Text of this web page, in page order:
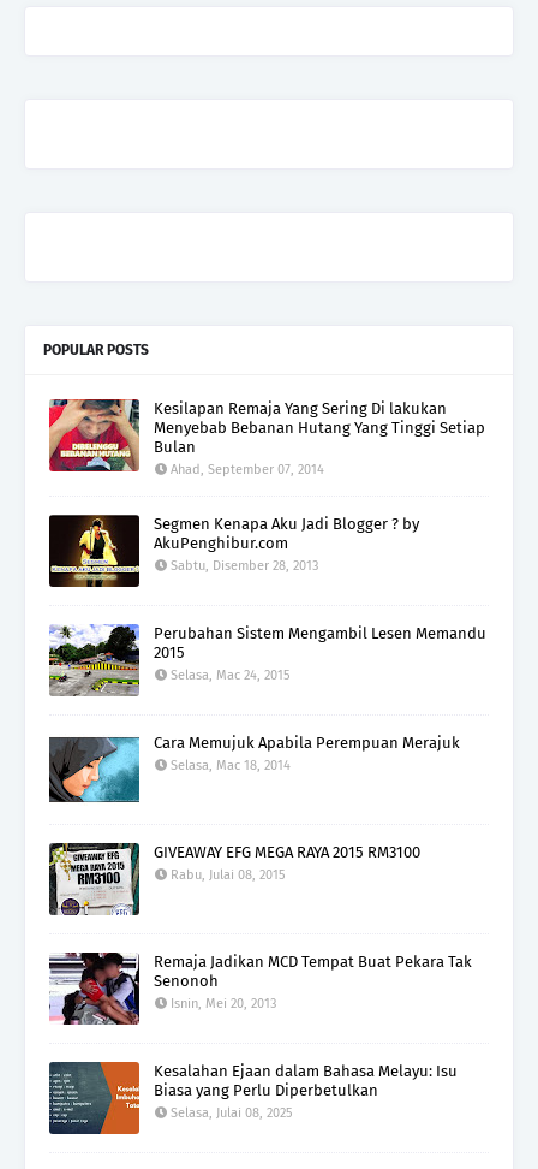
POPULAR POSTS
Kesilapan Remaja Yang Sering Di lakukan
Menyebab Bebanan Hutang Yang Tinggi Setiap
Bulan
Ahad, September 07, 2014
Segmen Kenapa Aku Jadi Blogger ? by
AkuPenghibur.com
Sabtu, Disember 28, 2013
Perubahan Sistem Mengambil Lesen Memandu
2015
Selasa, Mac 24, 2015
Cara Memujuk Apabila Perempuan Merajuk
Selasa, Mac 18, 2014
GIVEAWAY EFG MEGA RAYA 2015 RM3100
Rabu, Julai 08, 2015
Remaja Jadikan MCD Tempat Buat Pekara Tak
Senonoh
Isnin, Mei 20, 2013
Kesalahan Ejaan dalam Bahasa Melayu: Isu
Biasa yang Perlu Diperbetulkan
Selasa, Julai 08, 2025